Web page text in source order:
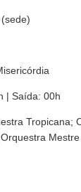
| Saída: 00h
Tropicana;